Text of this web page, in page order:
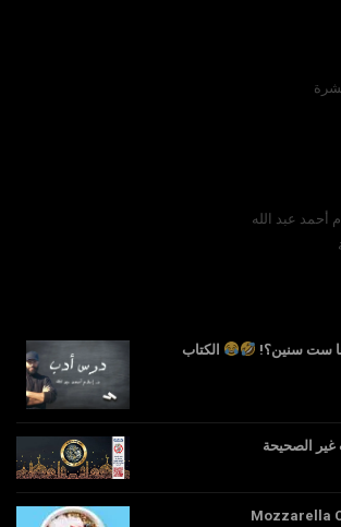
أحمد عبد الله
ست سنين؟!
الكتاب
غير الصحيحة
Mozzarella